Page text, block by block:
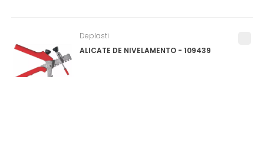
ALICATE DE NIVELAMENTO - 109439
Deplasti